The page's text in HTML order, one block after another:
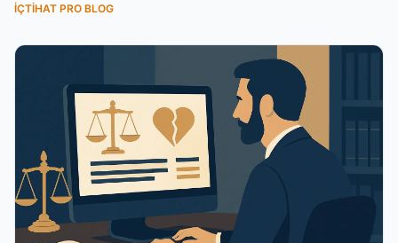
İÇTIHAT PRO BLOG